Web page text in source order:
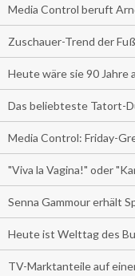
Media Control beruft
Zuschauer-Trend der
Heute wäre sie 90 Jahre
Das beliebteste Tatort-
Media Control: Friday-
"Viva la Vagina!" oder
Senna Gammour erhält
Heute ist Welttag des
TV-Marktanteile auf